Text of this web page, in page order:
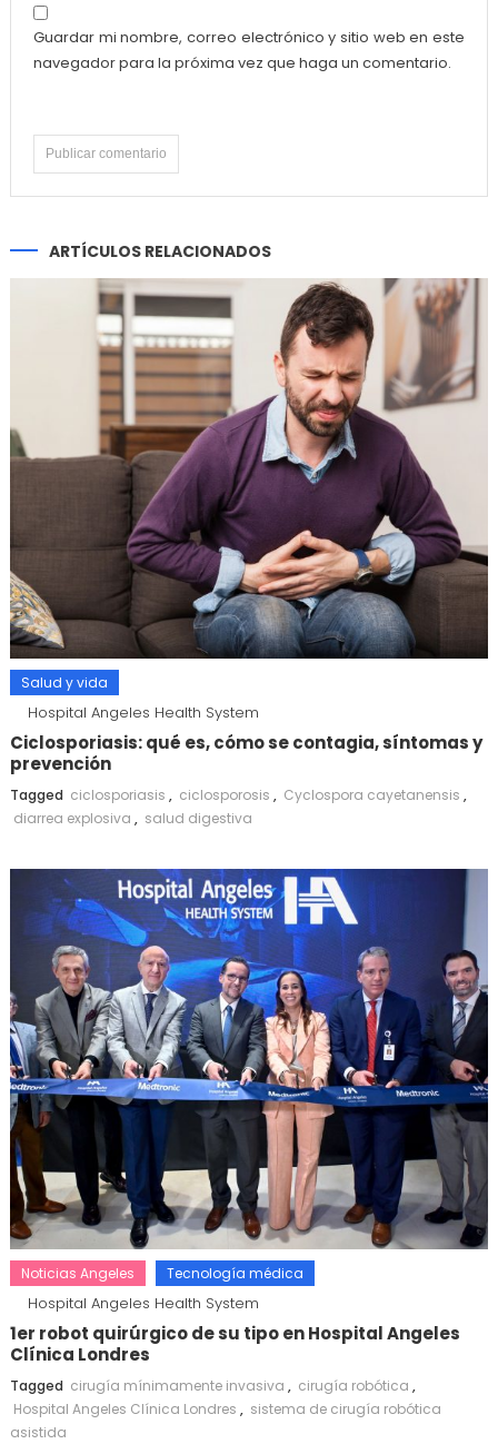
Guardar mi nombre, correo electrónico y sitio web en este
navegador para la próxima vez que haga un comentario.
ARTÍCULOS RELACIONADOS
Salud y vida
Hospital Angeles Health System
Ciclosporiasis: qué es, cómo se contagia, síntomas y
prevención
Tagged ciclosporiasis , ciclosporosis , Cyclospora cayetanensis ,
diarrea explosiva , salud digestiva
Noticias Angeles Tecnología médica
Hospital Angeles Health System
1er robot quirúrgico de su tipo en Hospital Angeles
Clínica Londres
Tagged cirugía mínimamente invasiva , cirugía robótica ,
Hospital Angeles Clínica Londres , sistema de cirugía robótica
asistida